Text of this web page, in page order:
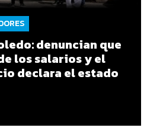
denuncian que
los salarios y el
declara el estado